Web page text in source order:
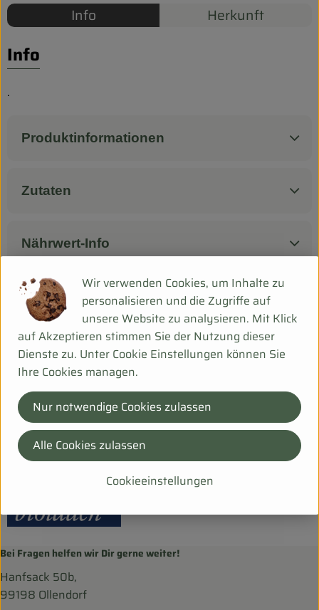
Pferdepension & Reitbetrieb
Firmenkunden
Info Herkunft
Info
.
Produktinformationen
Zutaten
Nährwert-Info
Produktdatenblatt
Herkunft
Hersteller: Weiling
FR
bioladen
Bei Fragen helfen wir Dir gerne weiter!
Hanfsack 50b,
99198 Ollendorf
Wir verwenden Cookies, um Inhalte zu
personalisieren und die Zugriffe auf
unsere Website zu analysieren. Mit Klick
auf Akzeptieren stimmen Sie der Nutzung dieser
Dienste zu. Unter Cookie Einstellungen können Sie
Ihre Cookies managen.
Cookieeinstellungen
Nur notwendige Cookies zulassen
Alle Cookies zulassen